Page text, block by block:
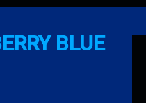
BLUE